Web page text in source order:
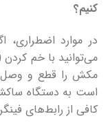
کنیم؟
در موارد اضطراری،
مکش را قطع و وصل
است به دستگاه
کافی از رابط‌های